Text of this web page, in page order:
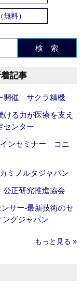
料）
検 索
記事
開催 サクラ精機
る力が医療を支え
ンター
インセミナー コニ
ミノルタジャパン
正研究推進協会
サー‐最新技術のセ
グジャパン
もっと見る »